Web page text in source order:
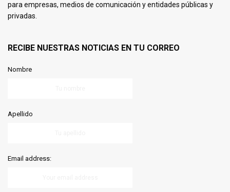
para empresas, medios de comunicación y entidades públicas y
privadas.
RECIBE NUESTRAS NOTICIAS EN TU CORREO
Nombre
Apellido
Email address: